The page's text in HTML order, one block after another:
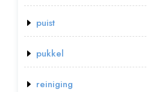
puist
pukkel
reiniging